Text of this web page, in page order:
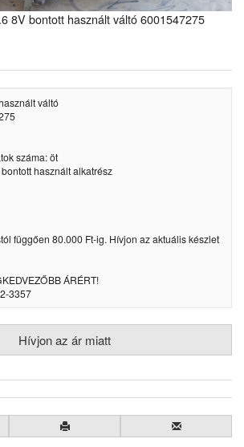
8V bontott használt váltó 6001547275
váltó
száma: öt
használt alkatrész
függően 80.000 Ft-ig. Hívjon az aktuális készlet
ÁRÉRT!
3357
Hívjon az ár miatt